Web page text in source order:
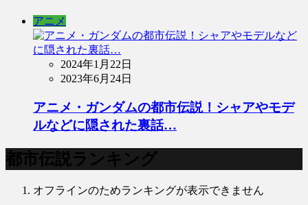
アニメ
2024年1月22日
2023年6月24日
アニメ・ガンダムの都市伝説！シャアやモデ
ルなどに隠された裏話…
都市伝説ランキング
オフラインのためランキングが表示できません